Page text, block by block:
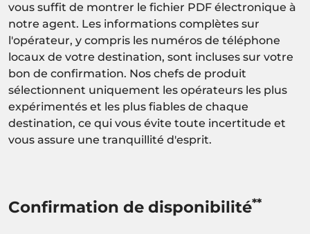
vous suffit de montrer le fichier PDF électronique à
notre agent. Les informations complètes sur
l'opérateur, y compris les numéros de téléphone
locaux de votre destination, sont incluses sur votre
bon de confirmation. Nos chefs de produit
sélectionnent uniquement les opérateurs les plus
expérimentés et les plus fiables de chaque
destination, ce qui vous évite toute incertitude et
vous assure une tranquillité d'esprit.
Confirmation de disponibilité**